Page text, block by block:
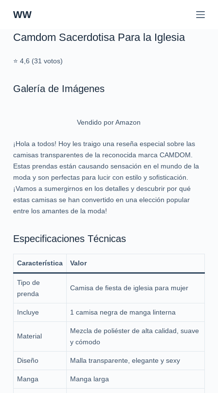
S
n
WW
Camdom Sacerdotisa Para la Iglesia
⭐ 4,6 (31 votos)
Galería de Imágenes
Vendido por Amazon
¡Hola a todos! Hoy les traigo una reseña especial sobre las
camisas transparentes de la reconocida marca CAMDOM.
Estas prendas están causando sensación en el mundo de la
moda y son perfectas para lucir con estilo y sofisticación.
¡Vamos a sumergirnos en los detalles y descubrir por qué
estas camisas se han convertido en una elección popular
entre los amantes de la moda!
Especificaciones Técnicas
Característica Valor
Tipo de
prenda
Camisa de fiesta de iglesia para mujer
Incluye 1 camisa negra de manga linterna
Material
Mezcla de poliéster de alta calidad, suave
y cómodo
Diseño Malla transparente, elegante y sexy
Manga Manga larga